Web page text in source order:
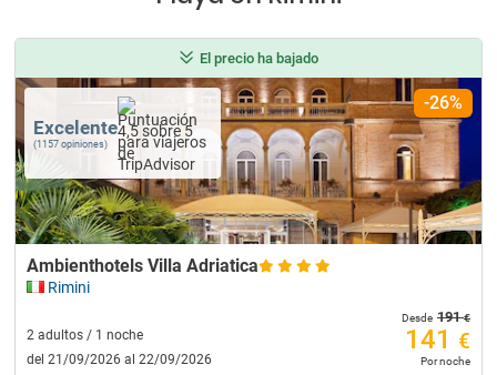
El precio ha bajado
Excelente
(1157 opiniones)
Ambienthotels Villa Adriatica
Rimini
2 adultos / 1 noche
del 21/09/2026 al 22/09/2026
-26%
Desde 191€
141 €
Por noche